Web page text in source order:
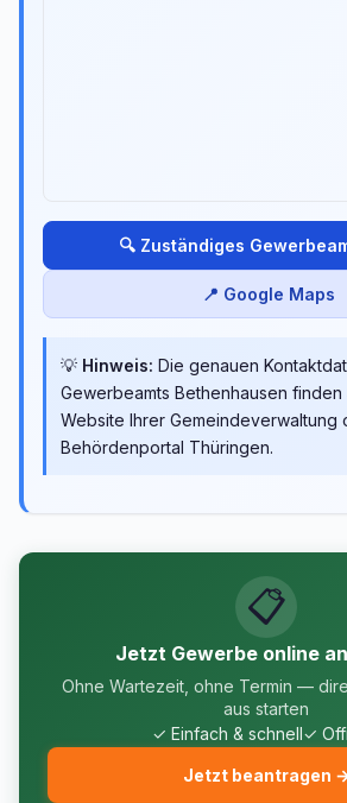
🔍 Zuständiges
📍 Google Maps
💡 Hinweis: Die genauen
Gewerbeamts Bethenhausen
Website Ihrer Gemeindeverwaltung
Behördenportal Thüringen.
📋
Jetzt Gewerbe online
Ohne Wartezeit, ohne Termin —
aus starten
✓ Einfach & schnell✓
Jetzt beantragen